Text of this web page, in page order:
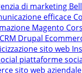
di marketing
efficace
Magento
CRM Drupal
sito web
piattaforme
sito web aziendale